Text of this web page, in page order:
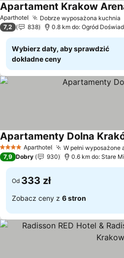
Aparthotel Dobrze wyposażona kuchnia
Apartament Krakow
7,2 838 0.8 km do: Ogród
Wybierz daty, aby sprawdzić
dokładne ceny
4 KategoriaAparthotel W pełni
Apartamenty Dolna
7,9 Dobry 930 0.6 km do: Stare
Od 333 zł
Zobacz ceny z 6 stron